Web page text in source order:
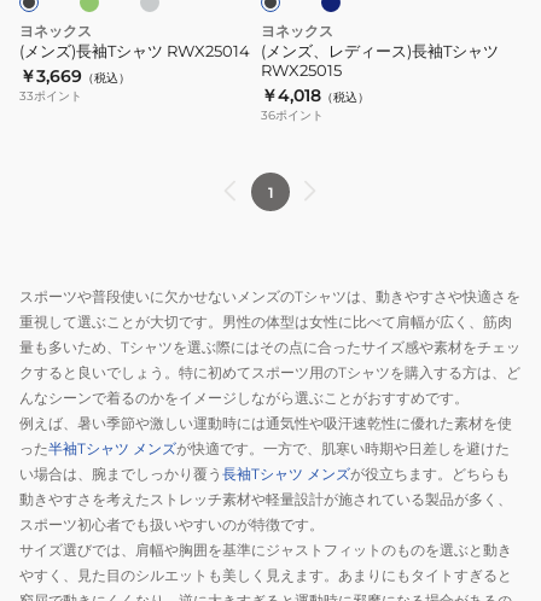
RWX25014
ヨネックス
(メンズ)長袖Tシャツ RWX25014
￥3,669 （税込）
33ポイント
袖
T
シ
ャ
ヨネックス
(メンズ、レディース)長袖Tシャツ
RWX25015
￥4,018 （税込）
36ポイント
1
スポーツや普段使いに欠かせないメンズのTシャツは、動きやすさや快適さを
重視して選ぶことが大切です。男性の体型は女性に比べて肩幅が広く、筋肉
量も多いため、Tシャツを選ぶ際にはその点に合ったサイズ感や素材をチェッ
クすると良いでしょう。特に初めてスポーツ用のTシャツを購入する方は、ど
んなシーンで着るのかをイメージしながら選ぶことがおすすめです。
例えば、暑い季節や激しい運動時には通気性や吸汗速乾性に優れた素材を使
った半袖Tシャツ メンズが快適です。一方で、肌寒い時期や日差しを避けた
い場合は、腕までしっかり覆う 長袖Tシャツ メンズが役立ちます。どちらも
動きやすさを考えたストレッチ素材や軽量設計が施されている製品が多く、
スポーツ初心者でも扱いやすいのが特徴です。
サイズ選びでは、肩幅や胸囲を基準にジャストフィットのものを選ぶと動き
やすく、見た目のシルエットも美しく見えます。あまりにもタイトすぎると